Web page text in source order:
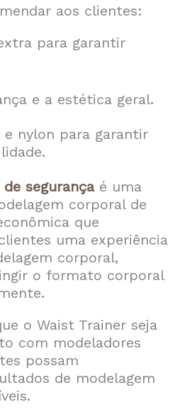
aos clientes:
para garantir
e a estética geral.
e nylon para garantir
segurançaé uma
corporal de
que
uma experiência
corporal,
o formato corporal
o Waist Trainer seja
com modeladores
possam
de modelagem